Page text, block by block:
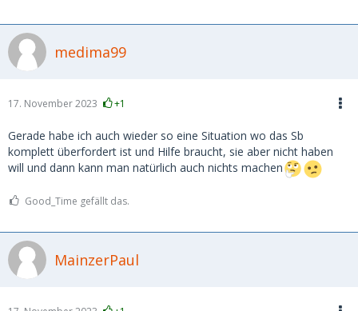
medima99
17. November 2023 +1
Gerade habe ich auch wieder so eine Situation wo das Sb
komplett überfordert ist und Hilfe braucht, sie aber nicht haben
will und dann kann man natürlich auch nichts machen
Good_Time gefällt das.
MainzerPaul